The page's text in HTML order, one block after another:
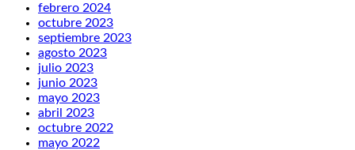
febrero 2024
octubre 2023
septiembre 2023
agosto 2023
julio 2023
junio 2023
mayo 2023
abril 2023
octubre 2022
mayo 2022